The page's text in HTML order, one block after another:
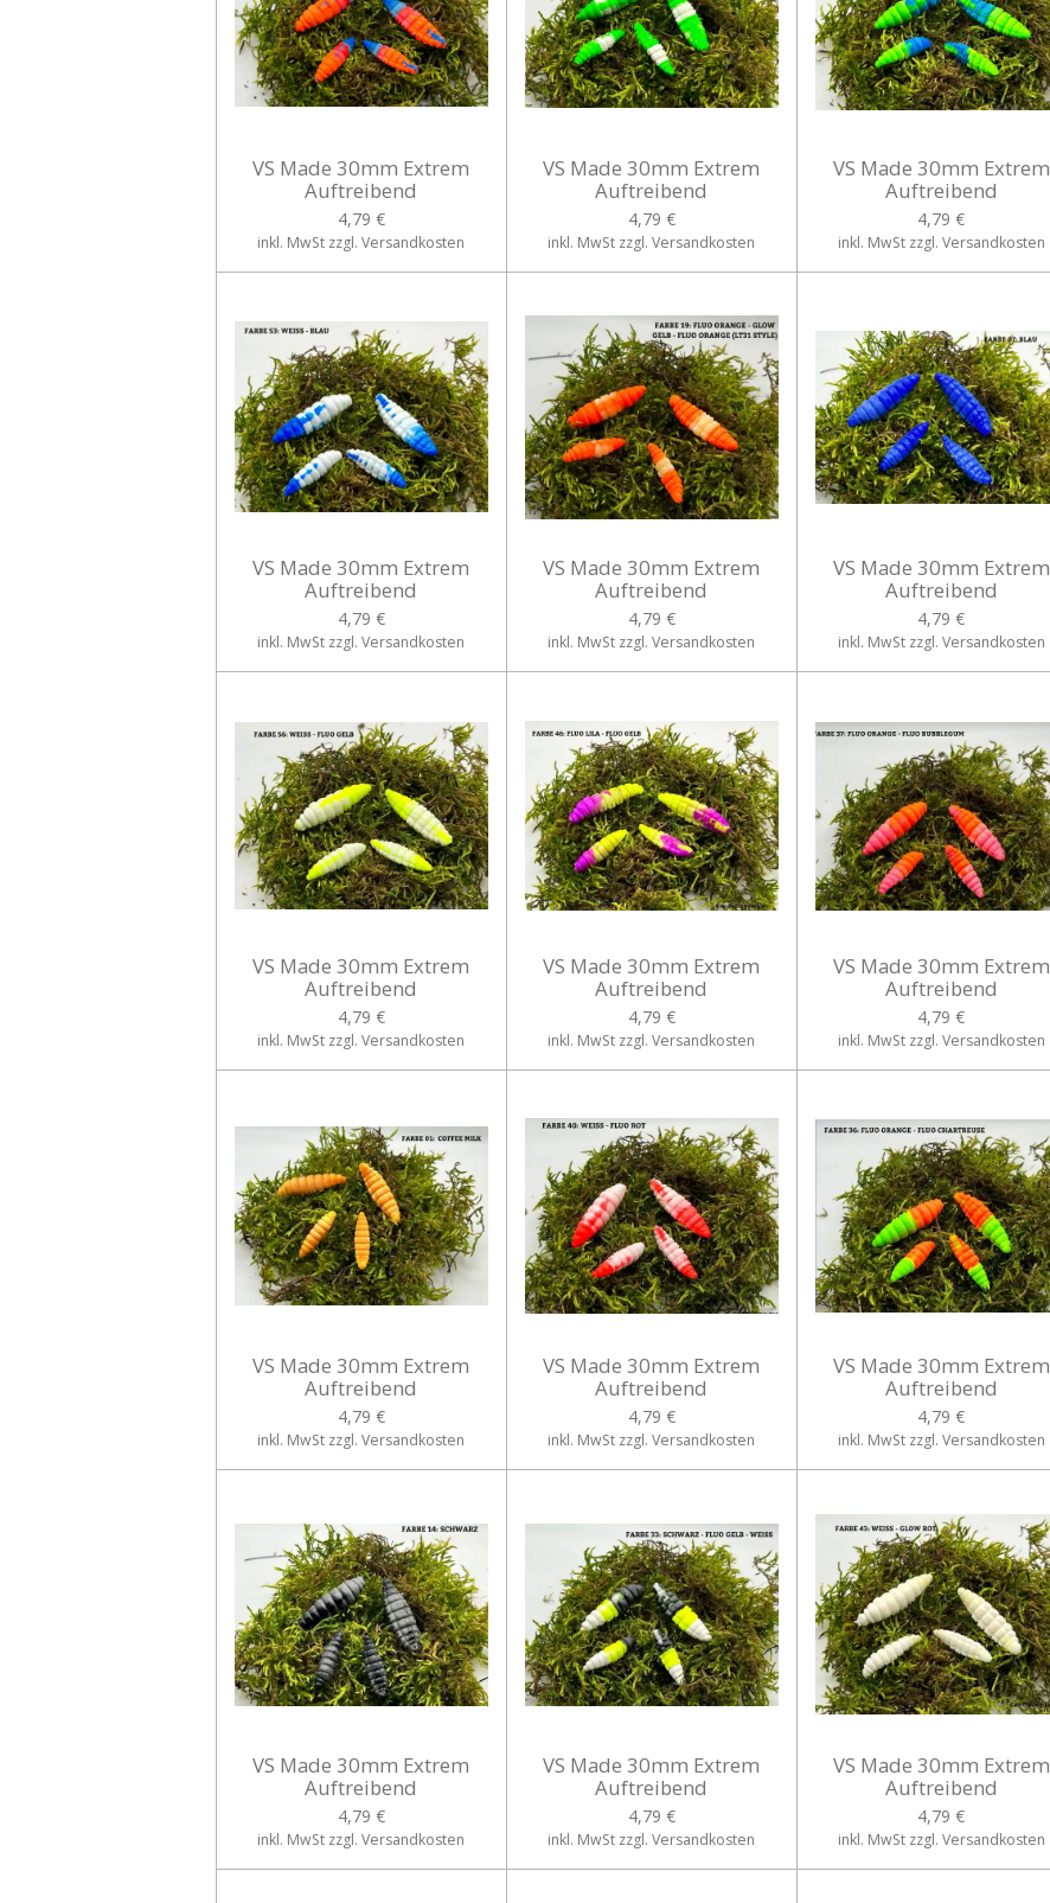
VS Made 30mm Extrem
Auftreibend
4,79 €
inkl. MwSt zzgl. Versandkosten
VS Made 30mm Extrem
Auftreibend
4,79 €
inkl. MwSt zzgl. Versandkosten
VS Made 30mm Extrem
Auftreibend
4,79 €
inkl. MwSt zzgl. Versandkosten
VS Made 30mm Extrem
Auftreibend
4,79 €
inkl. MwSt zzgl. Versandkosten
VS Made 30mm Extrem
Auftreibend
4,79 €
inkl. MwSt zzgl. Versandkosten
VS Made 30mm Extrem
Auftreibend
4,79 €
inkl. MwSt zzgl. Versandkosten
VS Made 30mm Extrem
Auftreibend
4,79 €
inkl. MwSt zzgl. Versandkosten
VS Made 30mm Extrem
Auftreibend
4,79 €
inkl. MwSt zzgl. Versandkosten
VS Made 30mm Extrem
Auftreibend
4,79 €
inkl. MwSt zzgl. Versandkosten
VS Made 30mm Extrem
Auftreibend
4,79 €
inkl. MwSt zzgl. Versandkosten
VS Made 30mm Extrem
Auftreibend
4,79 €
inkl. MwSt zzgl. Versandkosten
VS Made 30mm Extrem
Auftreibend
4,79 €
inkl. MwSt zzgl. Versandkosten
VS Made 30mm Extrem
Auftreibend
4,79 €
inkl. MwSt zzgl. Versandkosten
VS Made 30mm Extrem
Auftreibend
4,79 €
inkl. MwSt zzgl. Versandkosten
VS Made 30mm Extrem
Auftreibend
4,79 €
inkl. MwSt zzgl. Versandkosten